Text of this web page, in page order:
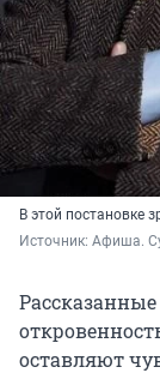
В этой постановке
Источник: Афиша.
оставляют